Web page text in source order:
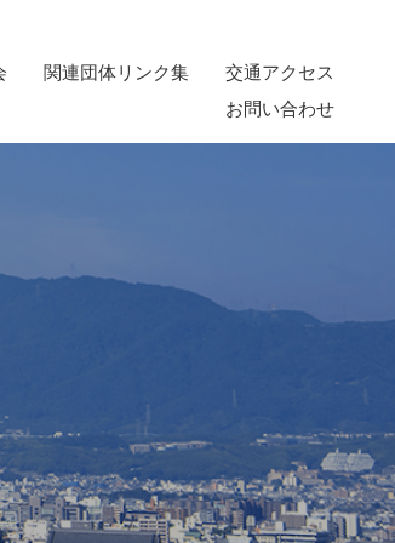
関連団体リンク集
交通アクセス
お問い合わせ